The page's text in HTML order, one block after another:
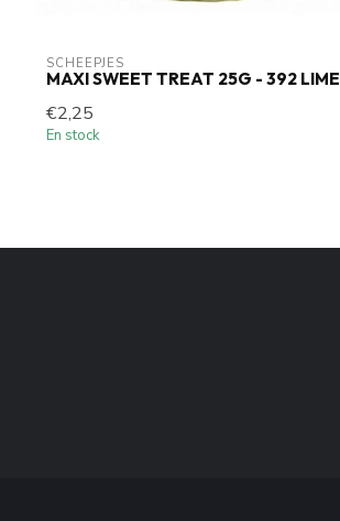
SCHEEPJES
MAXI SWEET TREAT 25G - 392 LIME
€2,25
En stock